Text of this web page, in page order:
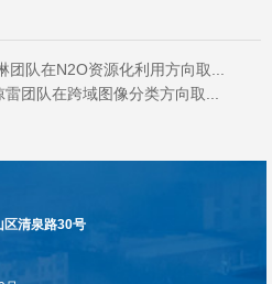
团队在N2O资源化利用方向取...
团队在跨域图像分类方向取...
区清泉路30号